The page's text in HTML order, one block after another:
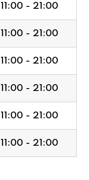
11:00 - 21:00
11:00 - 21:00
11:00 - 21:00
11:00 - 21:00